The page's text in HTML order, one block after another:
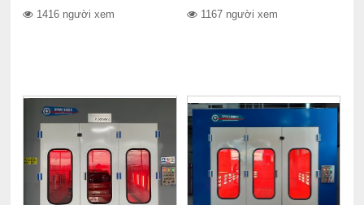
1416 người xem 1167 người xem